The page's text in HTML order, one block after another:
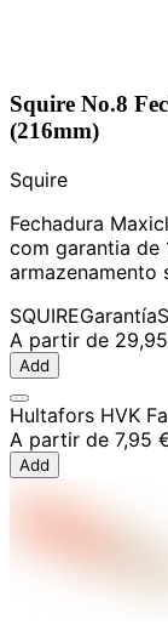
Squire No.8
(216mm)
Squire
Fechadura
com garantia de
armazenamento
SQUIREGarantía
A partir de
Add
Hultafors HVK
A partir de 7,95
Add